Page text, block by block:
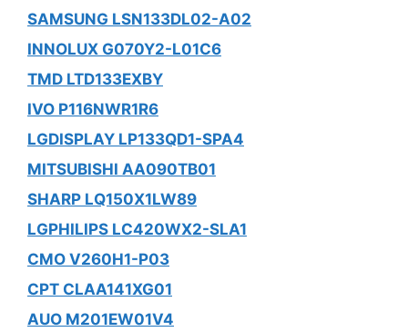
SAMSUNG LSN133DL02-A02
INNOLUX G070Y2-L01C6
TMD LTD133EXBY
IVO P116NWR1R6
LGDISPLAY LP133QD1-SPA4
MITSUBISHI AA090TB01
SHARP LQ150X1LW89
LGPHILIPS LC420WX2-SLA1
CMO V260H1-P03
CPT CLAA141XG01
AUO M201EW01V4